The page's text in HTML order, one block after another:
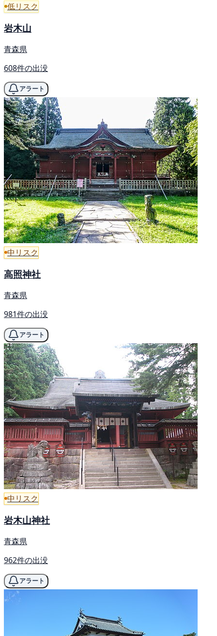
低リスク
岩木山
青森県
608件の出没
アラート
中リスク
高照神社
青森県
981件の出没
アラート
中リスク
岩木山神社
青森県
962件の出没
アラート